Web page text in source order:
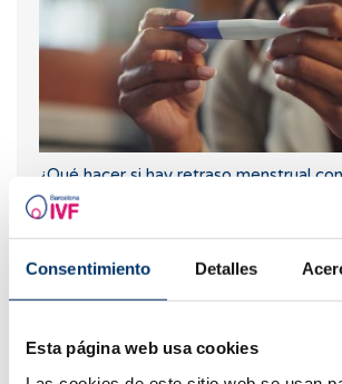
Consentimiento Detalles
Esta página web usa cookies
¿Qué hacer si hay retraso menstrual
embarazo negativo?